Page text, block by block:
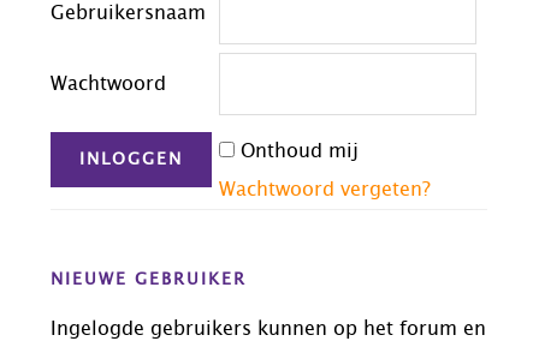
Gebruikersnaam
Wachtwoord
Onthoud mij
Wachtwoord vergeten?
NIEUWE GEBRUIKER
Ingelogde gebruikers kunnen op het forum en